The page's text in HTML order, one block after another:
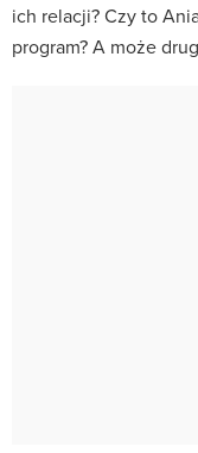
ich relacji? Czy to
program? A może